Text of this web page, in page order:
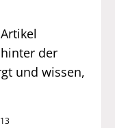
der
und wissen,